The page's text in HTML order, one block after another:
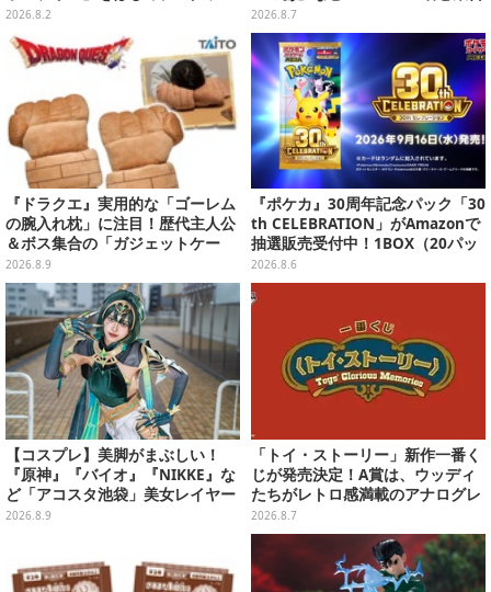
クインが登場するスペシャル企画
2026.8.2
デザイン全15種、ボールチェーン
付きでアクセサリーにも
2026.8.7
『ドラクエ』実用的な「ゴーレム
の腕入れ枕」に注目！歴代主人公
＆ボス集合の「ガジェットケー
ス」ほか9プライズが続々展開
2026.8.9
『ポケカ』30周年記念パック「30
th CELEBRATION」がAmazonで
抽選販売受付中！1BOX（20パッ
ク入り）
2026.8.6
【コスプレ】美脚がまぶしい！
『原神』『バイオ』『NIKKE』な
ど「アコスタ池袋」美女レイヤー
まとめ
2026.8.9
「トイ・ストーリー」新作一番く
じが発売決定！A賞は、ウッディ
たちがレトロ感満載のアナログレ
コード上を走る姿で立体化
2026.8.7